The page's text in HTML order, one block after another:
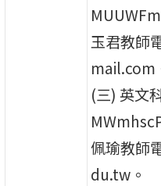
玉君教師
mail.com
(三) 英文
佩瑜教師
du.tw。